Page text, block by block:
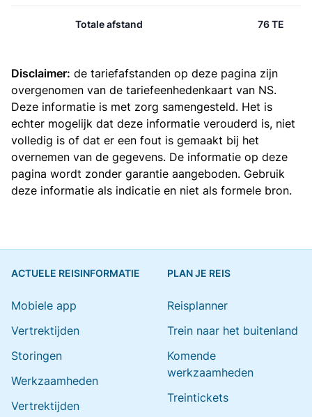
Totale afstand 76 TE
Disclaimer: de tariefafstanden op deze pagina zijn
overgenomen van de tariefeenhedenkaart van NS.
Deze informatie is met zorg samengesteld. Het is
echter mogelijk dat deze informatie verouderd is, niet
volledig is of dat er een fout is gemaakt bij het
overnemen van de gegevens. De informatie op deze
pagina wordt zonder garantie aangeboden. Gebruik
deze informatie als indicatie en niet als formele bron.
ACTUELE REISINFORMATIE
Mobiele app
Vertrektijden
Storingen
Werkzaamheden
Vertrektijden
PLAN JE REIS
Reisplanner
Trein naar het buitenland
Komende
werkzaamheden
Treintickets